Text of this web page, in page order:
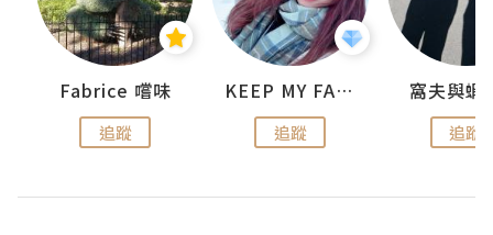
Fabrice 嚐味
追蹤
KEEP MY FAITH
追蹤
窩夫與蝦
追蹤